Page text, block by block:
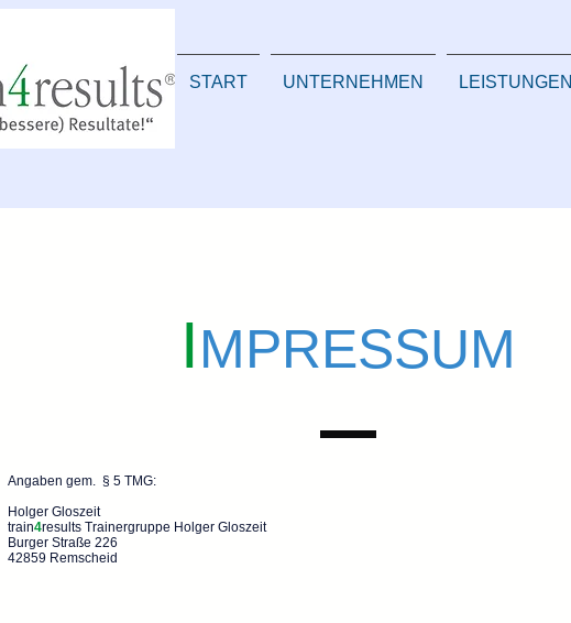
START UNTERNEHMEN LEISTUNGEN
IMPRESSUM
Angaben gem. § 5 TMG:
Holger Gloszeit
train4results Trainergruppe Holger Gloszeit
Burger Straße 226
42859 Remscheid